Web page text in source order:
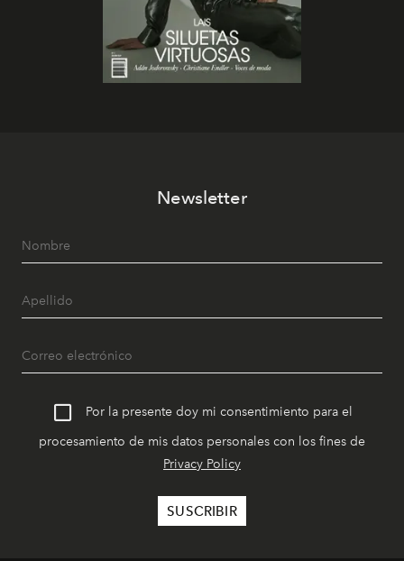
Newsletter
Por la presente doy mi consentimiento para el
procesamiento de mis datos personales con los fines de
Privacy Policy